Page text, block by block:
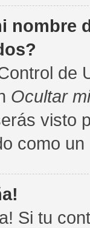
nombre
de
Ocultar
visto
como
Si tu